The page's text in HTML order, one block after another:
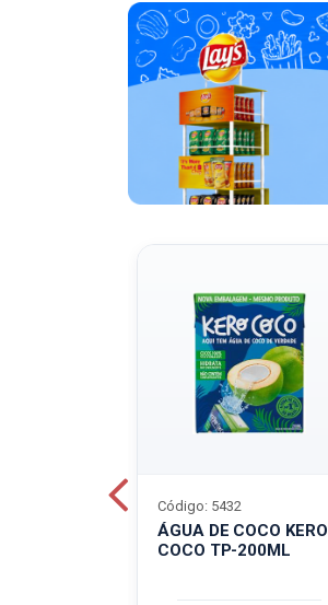
ÁGUA DE COCO KERO
COCO TP-200ML
Código: 5432